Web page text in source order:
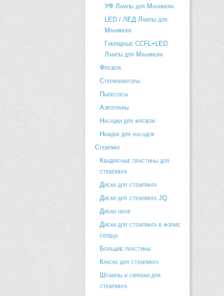
УФ Лампы для Маникюра
LED / ЛЕД Лампы для
Маникюра
Гибридные CCFL+LED
Лампы для Маникюра
Фрезера
Стерилизаторы
Пылесосы
Аэрографы
Насадки для фрезера
Наждак для насадок
Стемпинг
Квадратные пластины для
стемпинга
Диски для стемпинга
Диски для стемпинга JQ
Диски hehe
Диски для стемпинга в форме
сердца
Большие пластины
Краска для стемпинга
Штампы и скребки для
стемпинга